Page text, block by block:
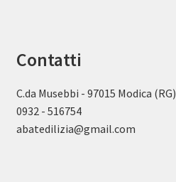
Contatti
C.da Musebbi - 97015 Modica (RG)
0932 - 516754
abatedilizia@gmail.com